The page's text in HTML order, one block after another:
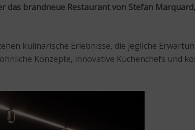
brandneue Restaurant von Stefan
kulinarische Erlebnisse, die jegliche
Konzepte, innovative Küchenchefs und